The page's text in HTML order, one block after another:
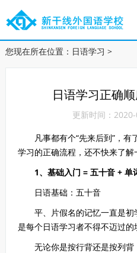
您现在所在位置： 日语学习 >
日语学习正确
更新时间：
凡事都有个“先来后到”，有
学习的正确流程，还不快来了解
1、基础入门 = 五十音 + 单
日语基础：五十音
平、片假名的记忆一直是初
是每个日语学习者不得不迈过的
无论你是按行背还是按列背